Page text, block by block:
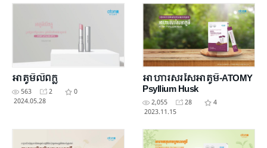
អាតូមីលីពក្លូ
563 2
0
2024.05.28
អាហារសរសៃអាតូមី-ATOMY
Psyllium Husk
2,055 28
4
2023.11.15